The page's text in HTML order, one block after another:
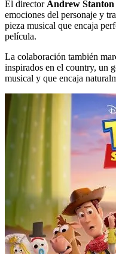
El director Andrew Stanton
emociones del personaje y
pieza musical que encaja
película.
La colaboración también
inspirados en el country, un
musical y que encaja